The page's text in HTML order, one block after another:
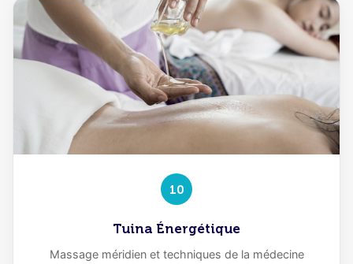
10
Tuina Énergétique
Massage méridien et techniques de la médecine